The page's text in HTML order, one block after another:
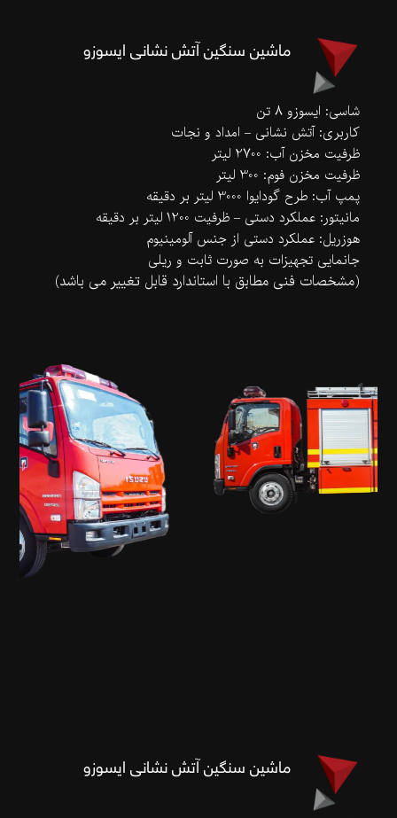
ماشین سنگین آتش نشانی ایسوزو
شاسی: ایسوزو 8 تن
کاربری: آتش نشانی – امداد و نجات
ظرفیت مخزن آب: 2700 لیتر
ظرفیت مخزن فوم: 300 لیتر
پمپ آب: طرح گودایوا 3000 لیتر بر دقیقه
مانیتور: عملکرد دستی – ظرفیت 1200 لیتر بر دقیقه
هوزریل: عملکرد دستی از جنس آلومینیوم
جانمایی تجهیزات به صورت ثابت و ریلی
(مشخصات فنی مطابق با استاندارد قابل تغییر می باشد)
ماشین سنگین آتش نشانی ایسوزو